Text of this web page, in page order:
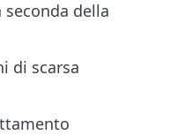
della
di scarsa